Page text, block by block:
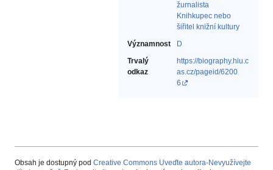
žurnalista‎
Knihkupec nebo
šiřitel knižní kultury‎
Významnost
D
Trvalý
odkaz
https://biography.hiu.c
as.cz/pageid/6200
6
Obsah je dostupný pod Creative Commons Uveďte autora-Nevyužívejte